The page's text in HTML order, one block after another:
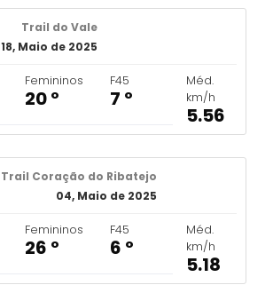
Trail do Vale
18, Maio de 2025
Femininos
20 º
F45
7 º
Méd.
km/h
5.56
Trail Coração do Ribatejo
04, Maio de 2025
Femininos
26 º
F45
6 º
Méd.
km/h
5.18